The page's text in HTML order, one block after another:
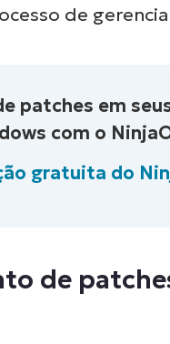
de
patches em
com o
gratuita do
de